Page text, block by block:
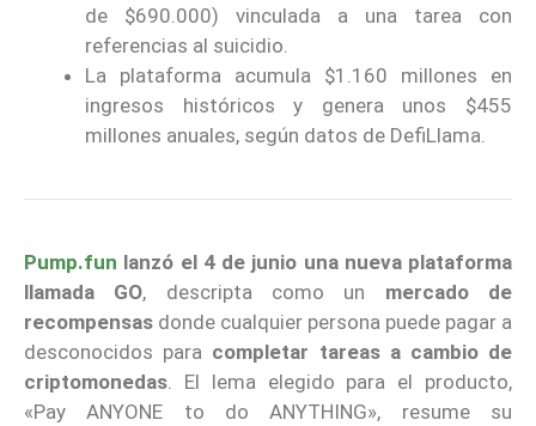
de $690.000) vinculada a una tarea con
referencias al suicidio.
La plataforma acumula $1.160 millones en
ingresos históricos y genera unos $455
millones anuales, según datos de DefiLlama.
Pump.fun lanzó el 4 de junio una nueva plataforma
llamada GO, descripta como un mercado de
recompensas donde cualquier persona puede pagar a
desconocidos para completar tareas a cambio de
criptomonedas. El lema elegido para el producto,
«Pay ANYONE to do ANYTHING», resume su